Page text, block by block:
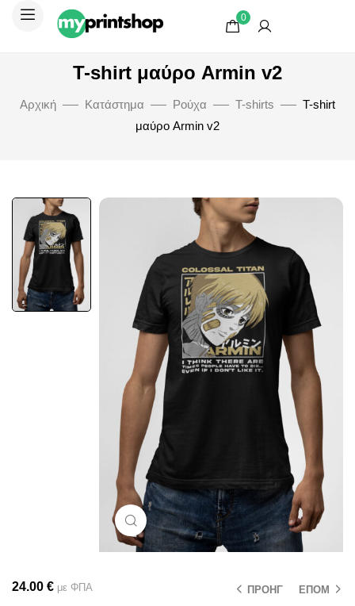
0
T-shirt μαύρο Armin v2
Αρχική Κατάστημα Ρούχα T-shirts
T-shirt
μαύρο Armin v2
Μεγέθυνση
ΠΡΟΗΓ ΕΠΟΜ
24.00 € με ΦΠΑ